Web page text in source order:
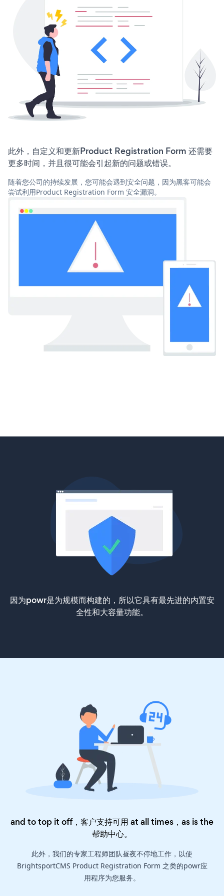
此外，自定义和更新Product Registration Form 还需要
更多时间，并且很可能会引起新的问题或错误。
随着您公司的持续发展，您可能会遇到安全问题，因为黑客可能会
尝试利用Product Registration Form 安全漏洞。
因为powr是为规模而构建的，所以它具有最先进的内置安
全性和大容量功能。
and to top it off，客户支持可用 at all times，as is the
帮助中心。
此外，我们的专家工程师团队昼夜不停地工作，以使
BrightsportCMS Product Registration Form 之类的powr应
用程序为您服务。